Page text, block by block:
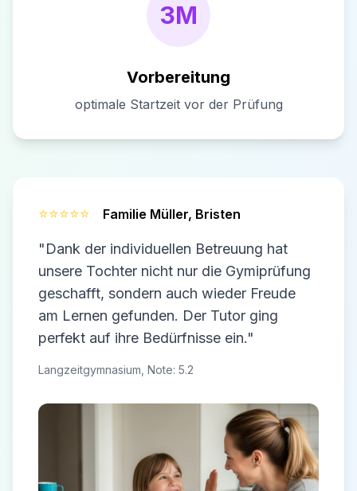
3M
Vorbereitung
optimale Startzeit vor der Prüfung
⭐⭐⭐⭐⭐ Familie Müller, Bristen
"Dank der individuellen Betreuung hat
unsere Tochter nicht nur die Gymiprüfung
geschafft, sondern auch wieder Freude
am Lernen gefunden. Der Tutor ging
perfekt auf ihre Bedürfnisse ein."
Langzeitgymnasium, Note: 5.2